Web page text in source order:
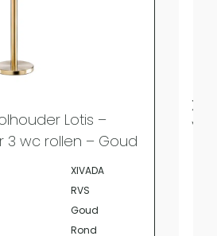
Lotis –
3 wc rollen – Goud
XIVADA
RVS
Goud
Rond